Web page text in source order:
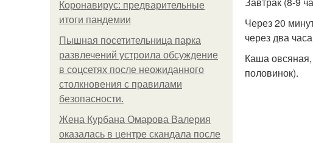
Коронавирус: предварительные
итоги пандемии
Пышная посетительница парка
развлечений устроила обсуждение
в соцсетях после неожиданного
столкновения с правилами
безопасности.
Жена Курбана Омарова Валерия
оказалась в центре скандала после
Через 20
через два
Каша
половинок).